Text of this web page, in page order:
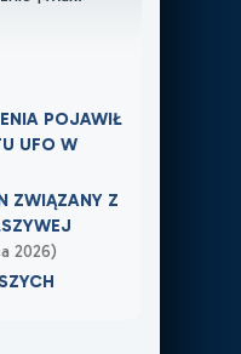
POJAWIŁ
UFO W
ZWIĄZANY Z
2026)